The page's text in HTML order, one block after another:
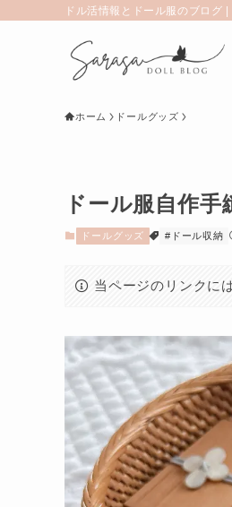
ドル活情報とドール服のブログ
ホーム ドールグッズ
ドール服自作
ドールグッズ #ドール収納
当ページのリンクに